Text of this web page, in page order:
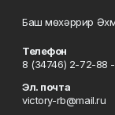
Баш мөхәррир
Телефон
8 (34746) 2-72-88
Эл. почта
victory-rb@mail.ru